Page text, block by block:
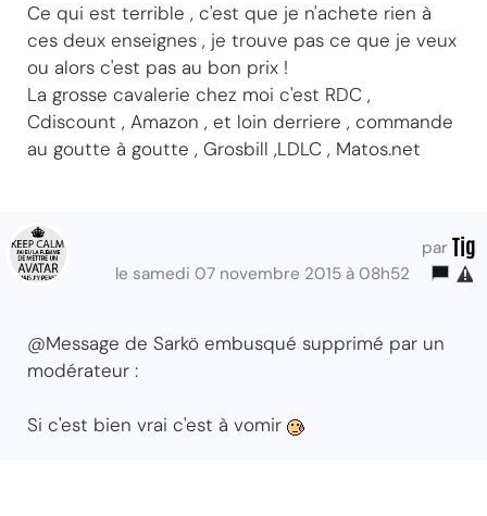
Ce qui est terrible , c'est que je n'achete rien à
ces deux enseignes , je trouve pas ce que je veux
ou alors c'est pas au bon prix !
La grosse cavalerie chez moi c'est RDC ,
Cdiscount , Amazon , et loin derriere , commande
au goutte à goutte , Grosbill ,LDLC , Matos.net
par Tig
le samedi 07 novembre 2015 à 08h52
@Message de Sarkö embusqué supprimé par un
modérateur :
Si c'est bien vrai c'est à vomir